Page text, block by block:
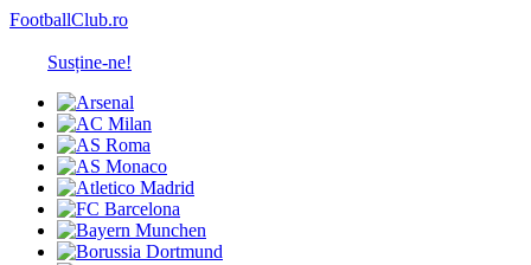
FootballClub.ro
Susține-ne!